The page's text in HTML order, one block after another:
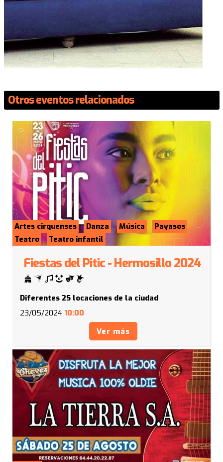
Otros eventos relacionados
Artes cirquenses Danza Música
Payasos
Teatro
Teatro infantil
Fiestas del Pitic - Hermosillo 2024
Diferentes 25 locaciones de la ciudad
23/05/2024 10:00
Ver más